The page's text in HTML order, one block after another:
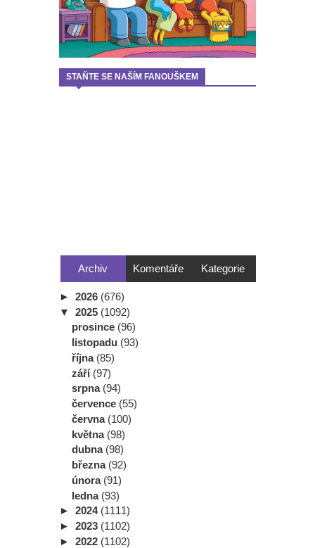
STAŇTE SE NAŠÍM FANOUŠKEM
Archiv Komentáře Kategorie
► 2026 (676)
▼ 2025 (1092)
prosince (96)
listopadu (93)
října (85)
září (97)
srpna (94)
července (55)
června (100)
května (98)
dubna (98)
března (92)
února (91)
ledna (93)
► 2024 (1111)
► 2023 (1102)
► 2022 (1102)